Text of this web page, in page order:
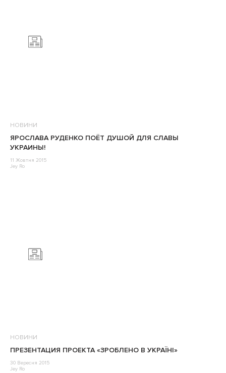
НОВИНИ
ЯРОСЛАВА РУДЕНКО ПОЁТ ДУШОЙ ДЛЯ СЛАВЫ
УКРАИНЫ!
11 Жовтня 2015
Jey Ro
НОВИНИ
ПРЕЗЕНТАЦИЯ ПРОЕКТА «ЗРОБЛЕНО В УКРАЇНІ»
30 Вересня 2015
Jey Ro